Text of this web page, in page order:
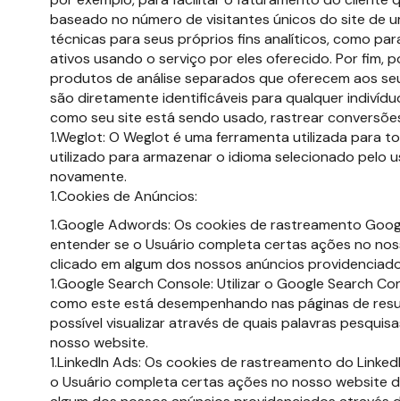
baseado no número de visitantes únicos do site de
técnicas para seus próprios fins analíticos, como
ativos usando o serviço por eles oferecido. Por fim,
produtos de análise separados que oferecem aos
são diretamente identificáveis ​​para qualquer
como seu site está sendo usado, rastrear
Weglot: O Weglot é uma ferramenta utilizada para
utilizado para armazenar o idioma selecionado pelo
novamente.
Cookies de Anúncios:
Google Adwords: Os cookies de rastreamento
entender se o Usuário completa certas ações no
clicado em algum dos nossos anúncios
Google Search Console: Utilizar o Google Search
como este está desempenhando nas páginas de
possível visualizar através de quais palavras
nosso website.
LinkedIn Ads: Os cookies de rastreamento do
o Usuário completa certas ações no nosso website